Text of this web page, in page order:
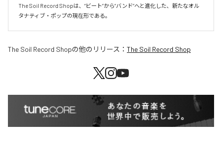
The Soil Record Shopは、“ビート”から“バンド”へと進化した、新たなオル
タナティブ・ポップの現在形である。
The Soil Record Shopの他のリリース： The Soil Record Shop